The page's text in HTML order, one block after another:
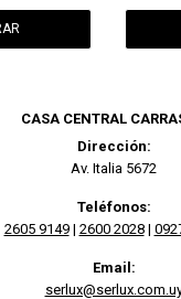
CASA CENTRAL
Dirección:
Av. Italia 5672
Teléfonos:
2605 9149| 2600 2028|
Email: